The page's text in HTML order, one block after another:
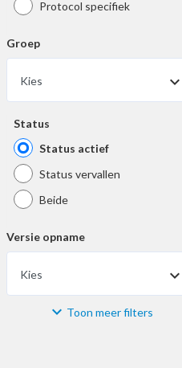
Protocol specifiek
Groep
Kies
Status
Status actief
Status vervallen
Beide
Versie opname
Kies
Materiaal Toon meer filters